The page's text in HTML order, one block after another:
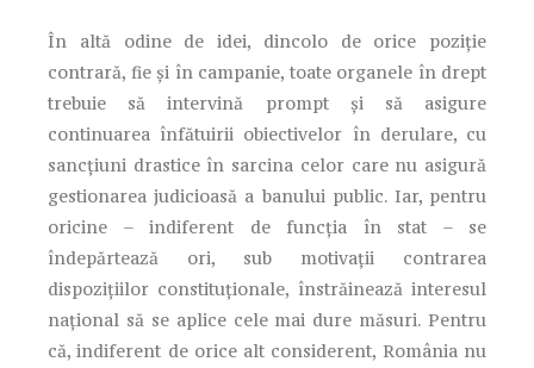
În altă odine de idei, dincolo de orice poziție
contrară, fie și în campanie, toate organele în drept
trebuie să intervină prompt și să asigure
continuarea înfătuirii obiectivelor în derulare, cu
sancțiuni drastice în sarcina celor care nu asigură
gestionarea judicioasă a banului public. Iar, pentru
oricine – indiferent de funcția în stat – se
îndepărtează ori, sub motivații contrarea
dispozițiilor constituționale, înstrăinează interesul
național să se aplice cele mai dure măsuri. Pentru
că, indiferent de orice alt considerent, România nu